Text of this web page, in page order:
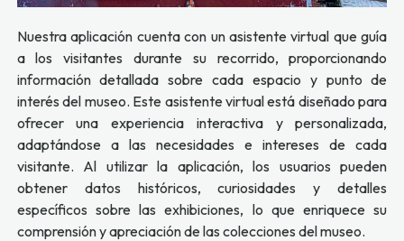
Nuestra aplicación cuenta con un asistente virtual que guía
a los visitantes durante su recorrido, proporcionando
información detallada sobre cada espacio y punto de
interés del museo. Este asistente virtual está diseñado para
ofrecer una experiencia interactiva y personalizada,
adaptándose a las necesidades e intereses de cada
visitante. Al utilizar la aplicación, los usuarios pueden
obtener datos históricos, curiosidades y detalles
específicos sobre las exhibiciones, lo que enriquece su
comprensión y apreciación de las colecciones del museo.